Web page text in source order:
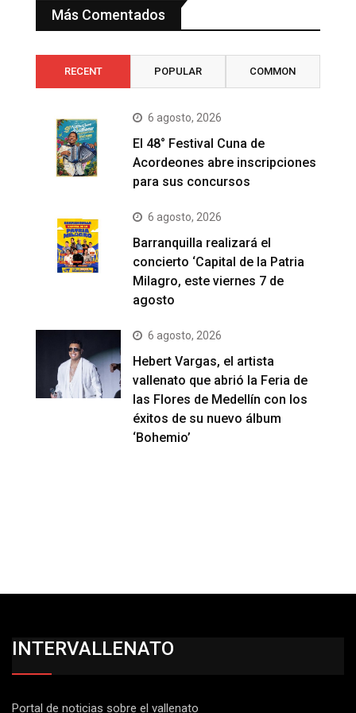
Más Comentados
RECENT POPULAR COMMON
6 agosto, 2026
El 48° Festival Cuna de
Acordeones abre inscripciones
para sus concursos
6 agosto, 2026
Barranquilla realizará el
concierto ‘Capital de la Patria
Milagro, este viernes 7 de
agosto
6 agosto, 2026
Hebert Vargas, el artista
vallenato que abrió la Feria de
las Flores de Medellín con los
éxitos de su nuevo álbum
‘Bohemio’
INTERVALLENATO
Portal de noticias sobre el vallenato